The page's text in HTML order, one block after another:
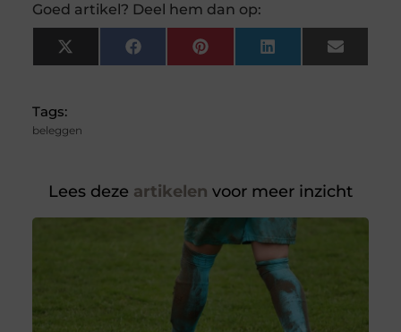
Goed artikel? Deel hem dan op:
X
(Twitter)
FacebookPinterest LinkedIn Email
Tags:
beleggen
Lees deze artikelen voor meer inzicht